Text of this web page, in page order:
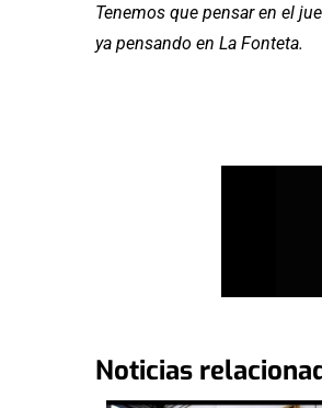
Tenemos que pensar en el
ya pensando en La Fonteta.
Noticias